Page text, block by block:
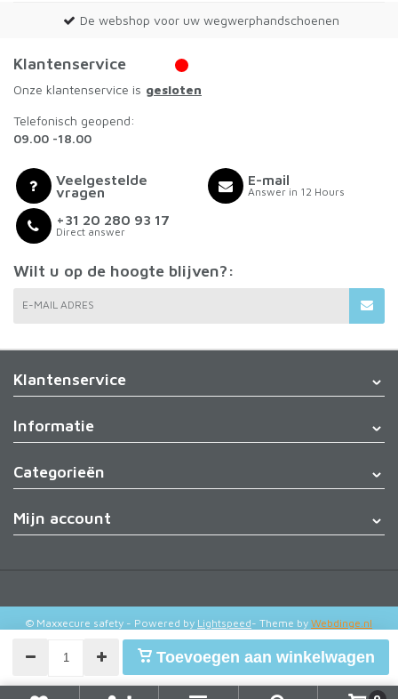
Toevoegen aan winkelwagen
De webshop voor uw wegwerphandschoenen
Klantenservice
Onze klantenservice is gesloten
Telefonisch geopend:
09.00 -18.00
Veelgestelde
vragen
+31 20 280 93 17
Direct answer
E-mail
Answer in 12 Hours
Wilt u op de hoogte blijven?:
E-MAIL ADRES
Klantenservice
Informatie
Categorieën
Mijn account
© Maxxecure safety - Powered by Lightspeed- Theme by Webdinge.nl